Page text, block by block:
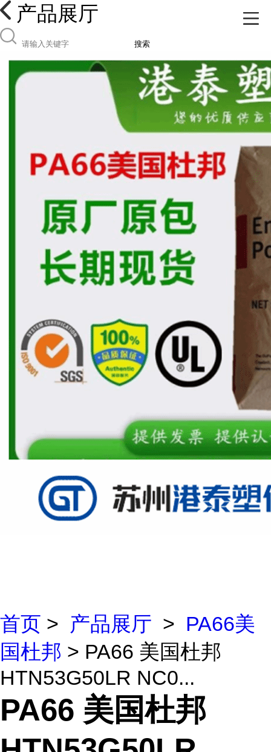
产品展厅
搜索
首页 > 产品展厅 > PA66美
国杜邦 > PA66 美国杜邦
HTN53G50LR NC0...
PA66 美国杜邦